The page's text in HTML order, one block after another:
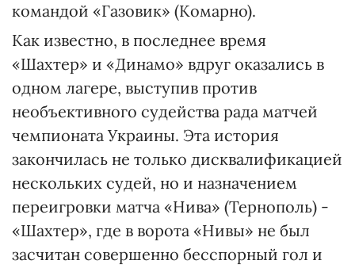
командой «Газовик» (Комарно).
Как известно, в последнее время
«Шахтер» и «Динамо» вдруг оказались в
одном лагере, выступив против
необъективного судейства рада матчей
чемпионата Украины. Эта история
закончилась не только дисквалификацией
нескольких судей, но и назначением
переигровки матча «Нива» (Тернополь) -
«Шахтер», где в ворота «Нивы» не был
засчитан совершенно бесспорный гол и